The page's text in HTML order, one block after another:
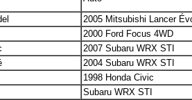
2005 Mitsubishi Lancer
2000 Ford Focus 4WD
2007 Subaru WRX STI
2004 Subaru WRX STI
1998 Honda Civic
Subaru WRX STI